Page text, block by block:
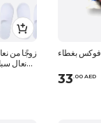
نعال
بغطاء
33.00 AED